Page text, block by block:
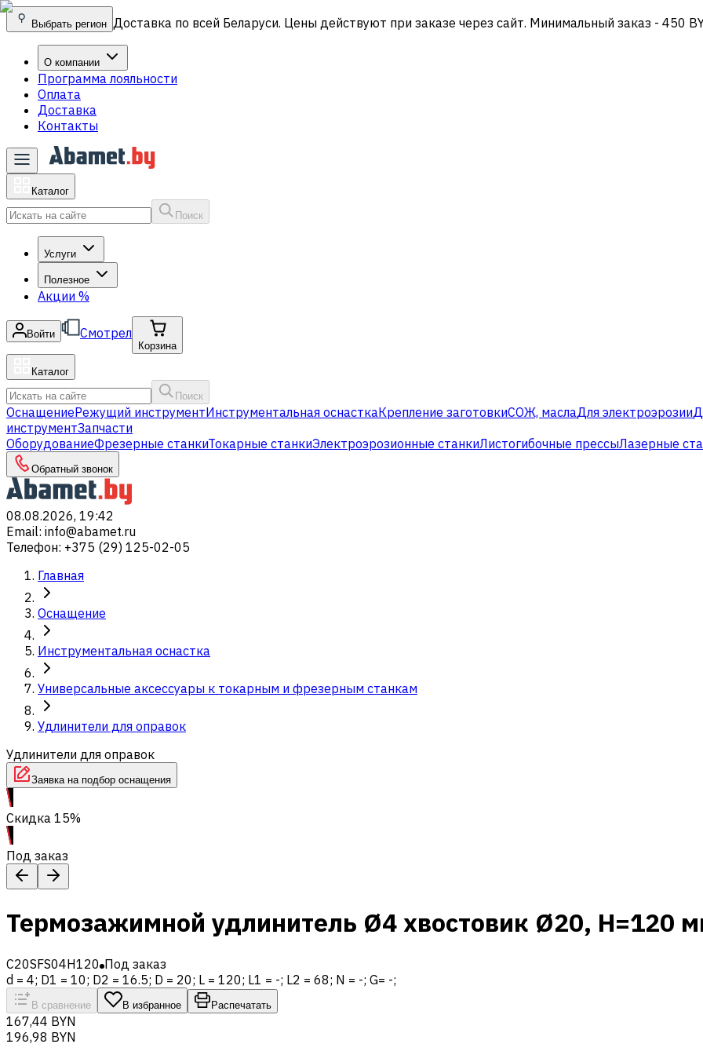
Выбрать регион Доставка по всей Беларуси. Цены действуют при заказе через сайт. Минимальный заказ - 450
О компании
Программа лояльности
Оплата
Доставка
Контакты
Каталог
Поиск
Услуги
Полезное
Акции %
Войти Смотрел
Корзина
Каталог
Поиск
ОснащениеРежущий инструментИнструментальная оснасткаКрепление заготовкиСОЖ, маслаДля электроэрозии
инструментЗапчасти
ОборудованиеФрезерные станкиТокарные станкиЭлектроэрозионные станкиЛистогибочные прессыЛазерные
Обратный звонок
08.08.2026, 19:42
Email: info@abamet.ru
Телефон: +375 (29) 125-02-05
Главная
Оснащение
Инструментальная оснастка
Универсальные аксессуары к токарным и фрезерным станкам
Удлинители для оправок
Удлинители для оправок
Заявка на подбор оснащения
Скидка 15%
Под заказ
Термозажимной удлинитель Ø4 хвостовик Ø20, H=120
C20SFS04H120 Под заказ
d = 4; D1 = 10; D2 = 16.5; D = 20; L = 120; L1 = -; L2 = 68; N = -; G= -;
В сравнение В избранное Распечатать
167,44 BYN
196,98 BYN